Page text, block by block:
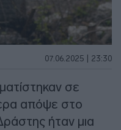
07.06.2025 | 23:30
σε
απόψε στο
ήταν μια